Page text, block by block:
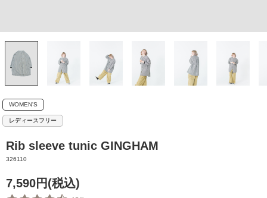
WOMEN'S
レディースフリー
Rib sleeve tunic GINGHAM
326110
7,590円(税込)